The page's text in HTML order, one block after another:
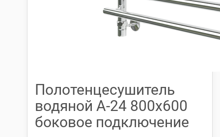
Полотенцесушитель
водяной А-24 800х600
боковое подключение